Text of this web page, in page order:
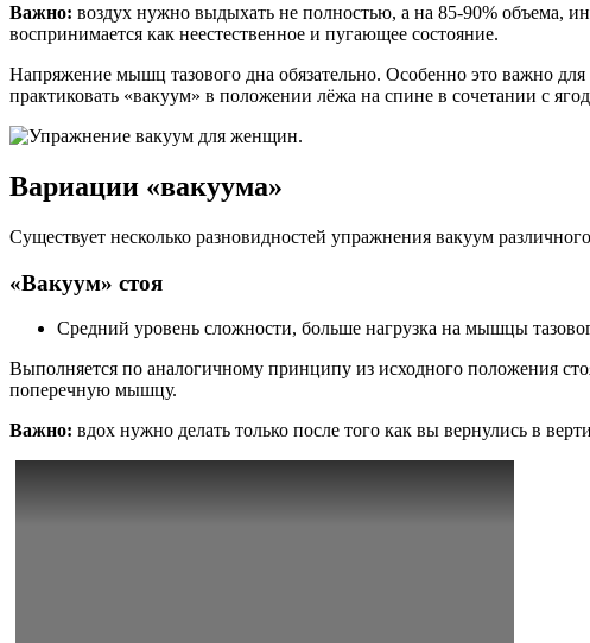
Важно: воздух нужно выдыхать не полностью, а на 85-90% объема,
воспринимается как неестественное и пугающее состояние.
Напряжение мышц тазового дна обязательно. Особенно это важно
практиковать «вакуум» в положении лёжа на спине в сочетании с
Вариации «вакуума»
Существует несколько разновидностей упражнения вакуум
«Вакуум» стоя
Средний уровень сложности, больше нагрузка на мышцы
Выполняется по аналогичному принципу из исходного положения
поперечную мышцу.
Важно: вдох нужно делать только после того как вы вернулись в